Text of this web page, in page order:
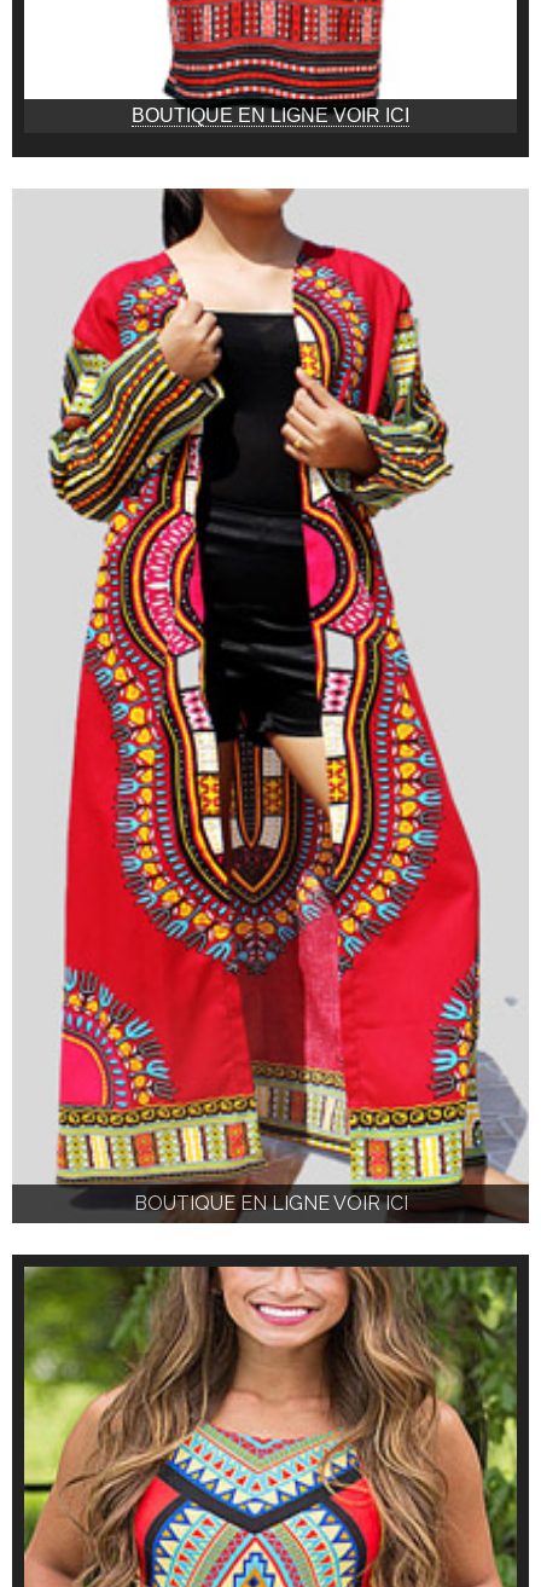
BOUTIQUE EN LIGNE VOIR ICI
BOUTIQUE EN LIGNE VOIR ICI